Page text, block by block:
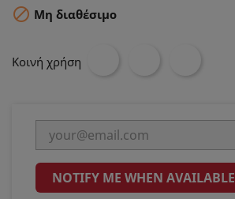
 Μη διαθέσιμο
Κοινή χρήση
NOTIFY ME WHEN AVAILABLE